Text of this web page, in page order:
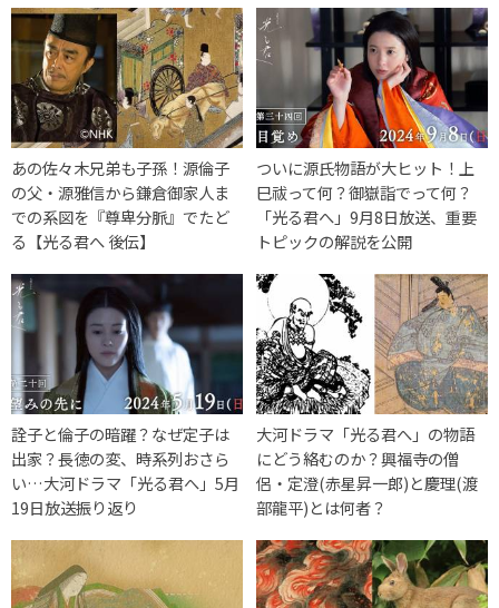
あの佐々木兄弟も子孫！源倫子
の父・源雅信から鎌倉御家人ま
での系図を『尊卑分脈』でたど
る【光る君へ 後伝】
ついに源氏物語が大ヒット！上
巳祓って何？御嶽詣でって何？
「光る君へ」9月8日放送、重要
トピックの解説を公開
詮子と倫子の暗躍？なぜ定子は
出家？長徳の変、時系列おさら
い…大河ドラマ「光る君へ」5月
19日放送振り返り
大河ドラマ「光る君へ」の物語
にどう絡むのか？興福寺の僧
侶・定澄(赤星昇一郎)と慶理(渡
部龍平)とは何者？